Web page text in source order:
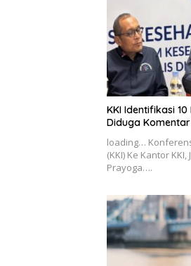
KKI Identifikasi
Diduga Komentar
loading…
(KKI) Ke Kantor
Prayoga….